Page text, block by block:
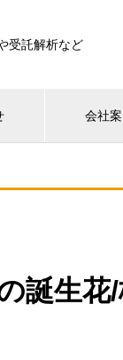
受託解析など
会社
誕生花